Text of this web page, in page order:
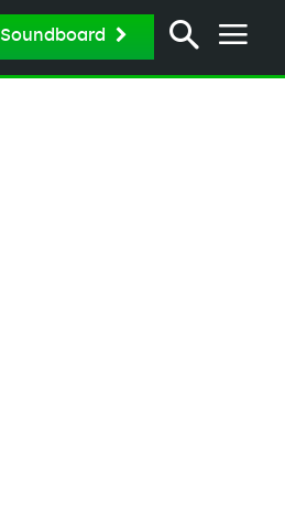
Soundboard